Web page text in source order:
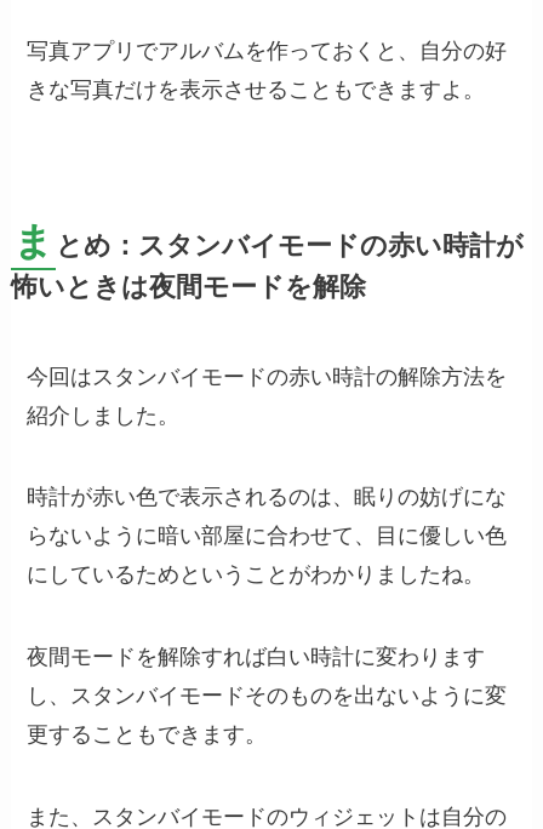
写真アプリでアルバムを作っておくと、自分の好
きな写真だけを表示させることもできますよ。
ま とめ：スタンバイモードの赤い時計が
怖いときは夜間モードを解除
今回はスタンバイモードの赤い時計の解除方法を
紹介しました。
時計が赤い色で表示されるのは、眠りの妨げにな
らないように暗い部屋に合わせて、目に優しい色
にしているためということがわかりましたね。
夜間モードを解除すれば白い時計に変わります
し、スタンバイモードそのものを出ないように変
更することもできます。
また、スタンバイモードのウィジェットは自分の